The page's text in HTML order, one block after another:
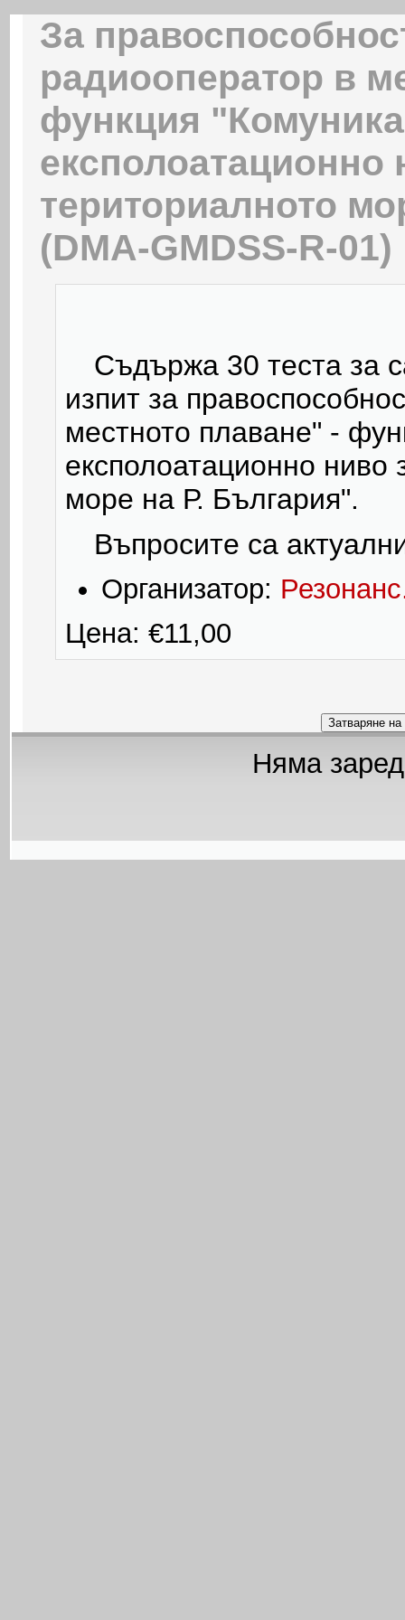
За
радиооператор в
функция
експолоатационно
териториалното
(DMA-GMDSS-R-01)
Съдържа 30 теста за
изпит за
местното плаване" -
експолоатационно ниво
море на Р. България".
Въпросите са
Организатор:
Цена: €11,00
Няма